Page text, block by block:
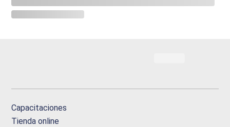
Capacitaciones
Tienda online